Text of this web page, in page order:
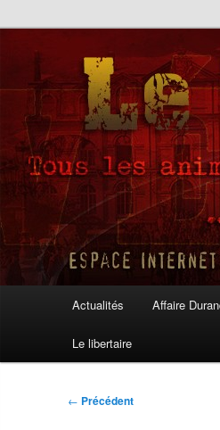
Le
Actualités Affaire
Le libertaire
Navigation
← Précédent